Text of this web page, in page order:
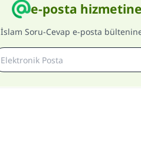
e-posta hizmetine
İslam Soru-Cevap e-posta